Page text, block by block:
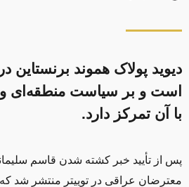
دیوید پولاک هموند برنستاین
است و بر سیاست منطقه‌ای
با آن تمرکز دارد.
پس از تأیید خبر کشته‌ شدن قاسم
معترضان عراقی در توییتر منتشر شد که